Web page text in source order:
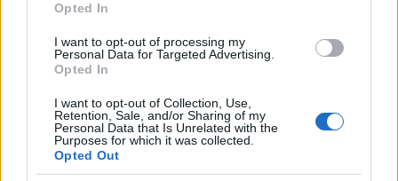
Opted In
I want to opt-out of processing my
Personal Data for Targeted Advertising.
Opted In
I want to opt-out of Collection, Use,
Retention, Sale, and/or Sharing of my
Personal Data that Is Unrelated with the
Purposes for which it was collected.
Opted Out
b
o
o
k
te
r st A
p
Giorgia Meloni a La Maddalena, la vicesindaco:
“Orgoglio e discrezione per visita privata̶…